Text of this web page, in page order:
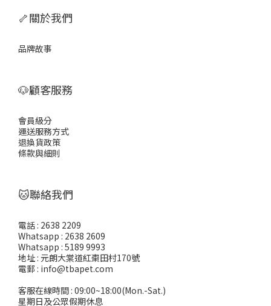
🦴關於我們
品牌故事
🐶顧客服務
會員級分
運送服務方式
退換貨政策
條款與細則
🐱聯絡我們
電話 : 2638 2209
Whatsapp : 2638 2609
Whatsapp : 5189 9993
地址 : 元朗大棠道紅棗田村170號
電郵 : info@tbapet.com
客服在線時間 : 09:00~18:00(Mon.-Sat.)
星期日及公眾假期休息